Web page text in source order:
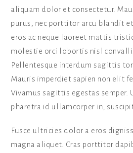
aliquam dolor et consectetur.
purus, nec porttitor arcu blandit
eros ac neque laoreet mattis
molestie orci lobortis nisl
Pellentesque interdum sagittis
Mauris imperdiet sapien non elit
Vivamus sagittis egestas semper.
pharetra id ullamcorper in,
Fusce ultricies dolor a eros
magna aliquet. Cras porttitor